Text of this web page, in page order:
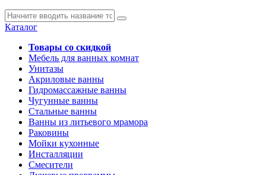
Каталог
Товары со скидкой
Мебель для ванных комнат
Унитазы
Акриловые ванны
Гидромассажные ванны
Чугунные ванны
Стальные ванны
Ванны из литьевого мрамора
Раковины
Мойки кухонные
Инсталляции
Смесители